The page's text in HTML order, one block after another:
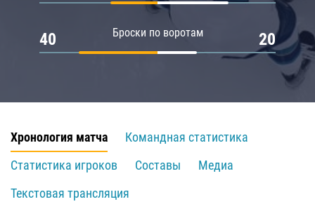
Броски по воротам
40 20
Хронология матча
Командная статистика
Статистика игроков
Составы
Медиа
Текстовая трансляция